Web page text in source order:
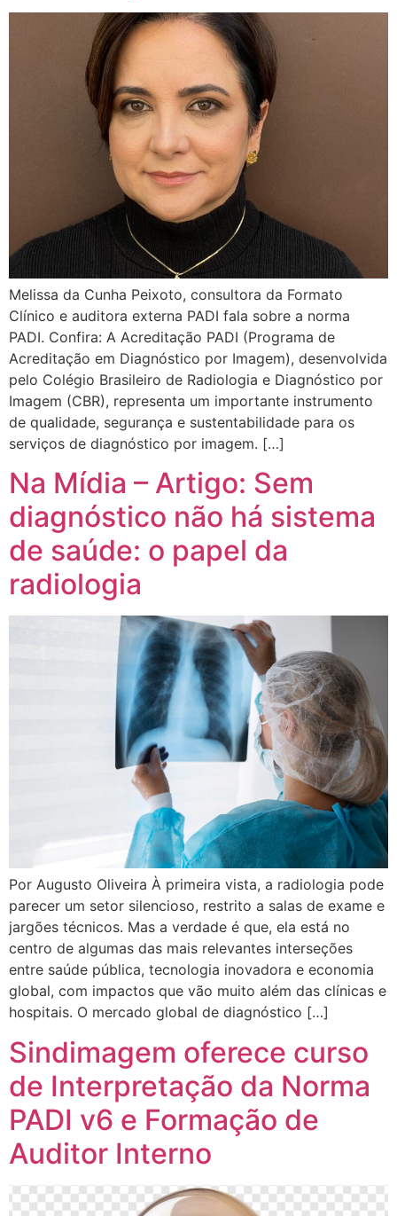
Melissa da Cunha Peixoto, consultora da Formato
Clínico e auditora externa PADI fala sobre a norma
PADI. Confira: A Acreditação PADI (Programa de
Acreditação em Diagnóstico por Imagem), desenvolvida
pelo Colégio Brasileiro de Radiologia e Diagnóstico por
Imagem (CBR), representa um importante instrumento
de qualidade, segurança e sustentabilidade para os
serviços de diagnóstico por imagem. […]
Na Mídia – Artigo: Sem
diagnóstico não há sistema
de saúde: o papel da
radiologia
Por Augusto Oliveira À primeira vista, a radiologia pode
parecer um setor silencioso, restrito a salas de exame e
jargões técnicos. Mas a verdade é que, ela está no
centro de algumas das mais relevantes interseções
entre saúde pública, tecnologia inovadora e economia
global, com impactos que vão muito além das clínicas e
hospitais. O mercado global de diagnóstico […]
Sindimagem oferece curso
de Interpretação da Norma
PADI v6 e Formação de
Auditor Interno